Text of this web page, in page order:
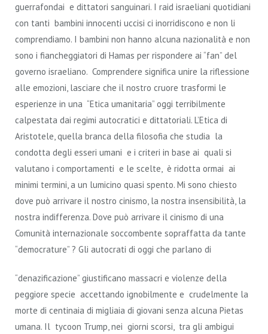
guerrafondai e dittatori sanguinari. I raid israeliani quotidiani
con tanti bambini innocenti uccisi ci inorridiscono e non li
comprendiamo. I bambini non hanno alcuna nazionalità e non
sono i fiancheggiatori di Hamas per rispondere ai “fan” del
governo israeliano. Comprendere significa unire la riflessione
alle emozioni, lasciare che il nostro cruore trasformi le
esperienze in una “Etica umanitaria” oggi terribilmente
calpestata dai regimi autocratici e dittatoriali. L’Etica di
Aristotele, quella branca della filosofia che studia la
condotta degli esseri umani e i criteri in base ai quali si
valutano i comportamenti e le scelte, è ridotta ormai ai
minimi termini, a un lumicino quasi spento. Mi sono chiesto
dove può arrivare il nostro cinismo, la nostra insensibilità, la
nostra indifferenza. Dove può arrivare il cinismo di una
Comunità internazionale soccombente sopraffatta da tante
“democrature” ? Gli autocrati di oggi che parlano di
“denazificazione” giustificano massacri e violenze della
peggiore specie accettando ignobilmente e crudelmente la
morte di centinaia di migliaia di giovani senza alcuna Pietas
umana. Il tycoon Trump, nei giorni scorsi, tra gli ambigui